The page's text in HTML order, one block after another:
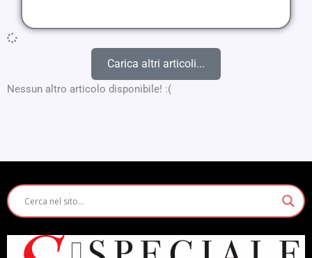
Carica altri articoli...
Nessun altro articolo disponibile! :(